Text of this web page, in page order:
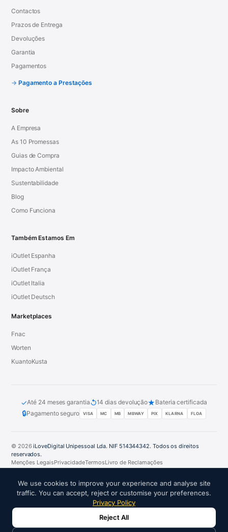
Contactos
Prazos de Entrega
Devoluções
Garantia
Pagamentos
Pagamento a Prestações
Sobre
A Empresa
As 10 Promessas
Guias de Compra
Impacto Ambiental
Sustentabilidade
Blog
Como Funciona
Também Estamos Em
iOutlet Espanha
iOutlet França
iOutlet Italia
iOutlet Deutsch
Marketplaces
Fnac
Worten
KuantoKusta
✓Até 24 meses garantia↺14 dias devolução★ Bateria certificada
🔒Pagamento seguro VISA MC MB MBWAY PIX KLARNA FLOA
© 2026iLoveDigital Unipessoal Lda. NIF 514344342. Todos os direitos
reservados.
Menções LegaisPrivacidadeTermosLivro de Reclamações
We use cookies to improve your experience and analyse site
traffic. You can accept, reject or customise your preferences.
Privacy Policy
Reject All
PARCEIROS DE CONFIANÇA: